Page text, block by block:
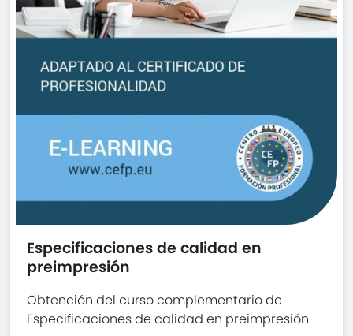
Especificaciones de calidad en
preimpresión
Obtención del curso complementario de
Especificaciones de calidad en preimpresión